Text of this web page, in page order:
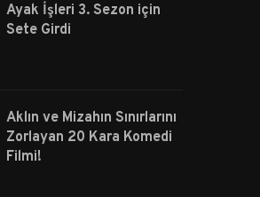
Ayak İşleri 3. Sezon için
Sete Girdi
Aklın ve Mizahın Sınırlarını
Zorlayan 20 Kara Komedi
Filmi!